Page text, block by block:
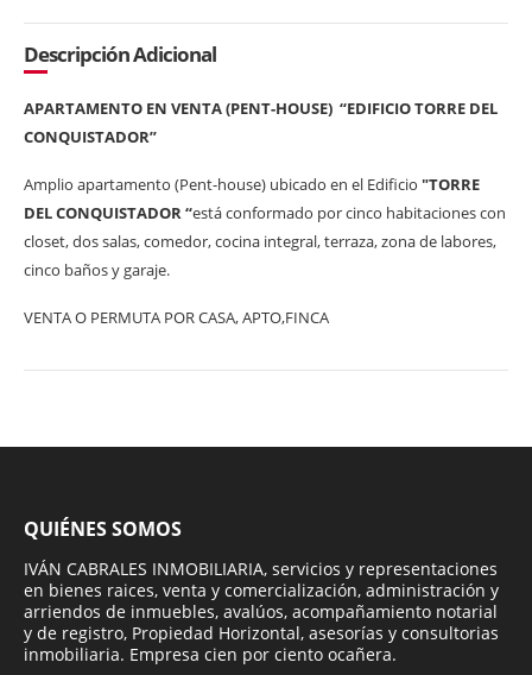
Descripción Adicional
APARTAMENTO EN VENTA (PENT-HOUSE) “EDIFICIO TORRE DEL
CONQUISTADOR”
Amplio apartamento (Pent-house) ubicado en el Edificio "TORRE
DEL CONQUISTADOR “está conformado por cinco habitaciones con
closet, dos salas, comedor, cocina integral, terraza, zona de labores,
cinco baños y garaje.
VENTA O PERMUTA POR CASA, APTO,FINCA
QUIÉNES SOMOS
IVÁN CABRALES INMOBILIARIA, servicios y representaciones
en bienes raices, venta y comercialización, administración y
arriendos de inmuebles, avalúos, acompañamiento notarial
y de registro, Propiedad Horizontal, asesorías y consultorias
inmobiliaria. Empresa cien por ciento ocañera.